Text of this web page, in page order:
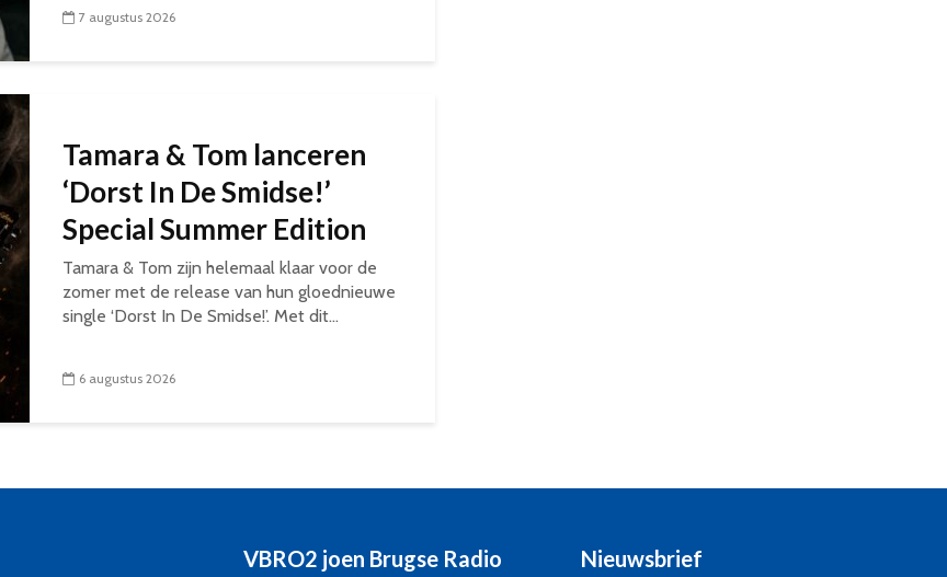
7 augustus 2026
Tamara & Tom lanceren
‘Dorst In De Smidse!’
Special Summer Edition
Tamara & Tom zijn helemaal klaar voor de
zomer met de release van hun gloednieuwe
single ‘Dorst In De Smidse!’. Met dit...
6 augustus 2026
VBRO2 joen Brugse Radio
Nieuwsbrief